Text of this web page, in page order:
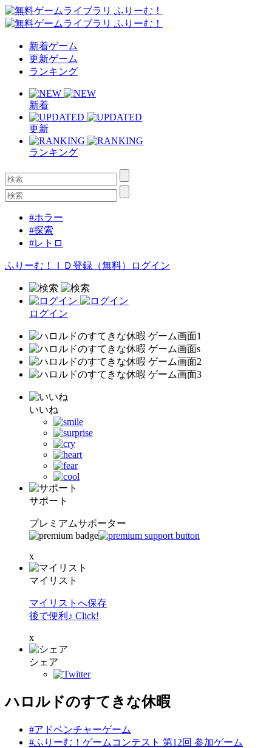
新着ゲーム
更新ゲーム
ランキング
新着
更新
ランキング
#ホラー
#探索
#レトロ
ふりーむ！ＩＤ登録（無料） ログイン
ログイン
いいね
サポート
プレミアムサポーター
x
マイリスト
マイリストへ保存
後で便利♪ Click!
x
シェア
ハロルドのすてきな休暇
#アドベンチャーゲーム
#ふりーむ！ゲームコンテスト 第12回 参加ゲーム